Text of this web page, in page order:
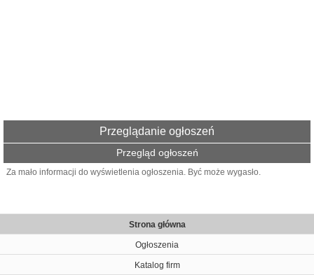
Przeglądanie ogłoszeń
Przegląd ogłoszeń
Za mało informacji do wyświetlenia ogłoszenia. Być może wygasło.
Strona główna
Ogłoszenia
Katalog firm